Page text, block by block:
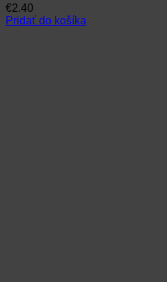
€2.40
Pridať do košíka